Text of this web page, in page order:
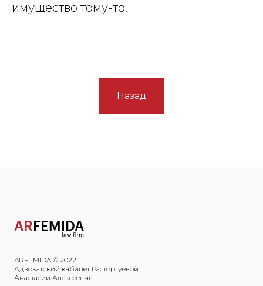
имущество тому-то.
Назад
ARFEMIDA © 2022
Адвокатский кабинет Расторгуевой
Анастасии Алексеевны.
Защита капитала в браке и при разводе
Наследование и передача капитала
конфликтов владельцев бизнеса